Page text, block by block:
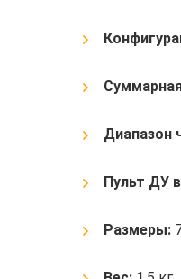
Диапазон
Пульт ДУ
Размеры: